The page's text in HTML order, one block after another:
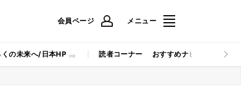
会員ページ メニュー
くの未来へ/日本HP 読者コーナー おすすめナビ マイナビ